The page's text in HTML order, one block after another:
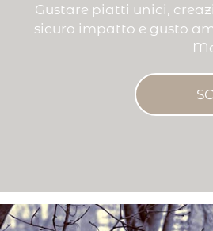
Gustare piatti unici,
sicuro impatto e gusto